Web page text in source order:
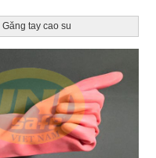
Găng tay cao su